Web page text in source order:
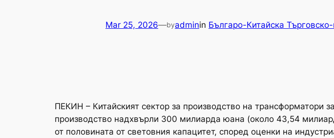
Mar 25, 2026—byadminin Българо-Китайска
ПЕКИН – Китайският сектор за производство на трансформатори
производство надхвърли 300 милиарда юана (около 43,54
от половината от световния капацитет, според оценки на